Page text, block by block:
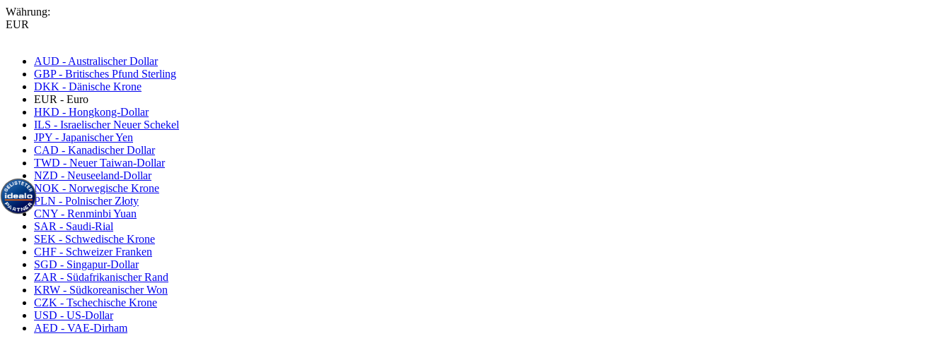
Währung:
EUR
AUD - Australischer Dollar
GBP - Britisches Pfund Sterling
DKK - Dänische Krone
EUR - Euro
HKD - Hongkong-Dollar
ILS - Israelischer Neuer Schekel
JPY - Japanischer Yen
CAD - Kanadischer Dollar
TWD - Neuer Taiwan-Dollar
NZD - Neuseeland-Dollar
NOK - Norwegische Krone
PLN - Polnischer Złoty
CNY - Renminbi Yuan
SAR - Saudi-Rial
SEK - Schwedische Krone
CHF - Schweizer Franken
SGD - Singapur-Dollar
ZAR - Südafrikanischer Rand
KRW - Südkoreanischer Won
CZK - Tschechische Krone
USD - US-Dollar
AED - VAE-Dirham